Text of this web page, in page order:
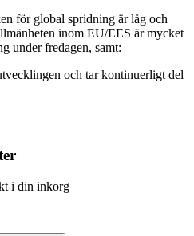
för global spridning är låg och
inom EU/EES är mycket
under fredagen, samt:
och tar kontinuerligt del
i din inkorg